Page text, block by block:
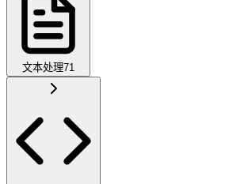
文本处理71